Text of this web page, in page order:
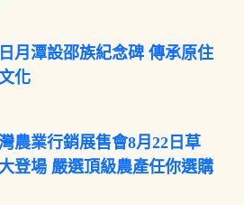
月潭設邵族紀念碑 傳承原住
化
農業行銷展售會8月22日草
登場 嚴選頂級農產任你選購